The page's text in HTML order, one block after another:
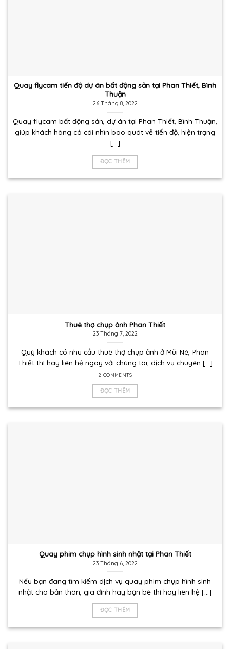
Quay flycam tiến độ dự án bất động sản tại Phan Thiết, Bình
Thuận
26 Tháng 8, 2022
Quay flycam bất động sản, dự án tại Phan Thiết, Bình Thuận,
giúp khách hàng có cái nhìn bao quát về tiến độ, hiện trạng
[...]
ĐỌC THÊM
Thuê thợ chụp ảnh Phan Thiết
23 Tháng 7, 2022
Quý khách có nhu cầu thuê thợ chụp ảnh ở Mũi Né, Phan
Thiết thì hãy liên hệ ngay với chúng tôi, dịch vụ chuyên [...]
2 COMMENTS
ĐỌC THÊM
Quay phim chụp hình sinh nhật tại Phan Thiết
23 Tháng 6, 2022
Nếu bạn đang tìm kiếm dịch vụ quay phim chụp hình sinh
nhật cho bản thân, gia đình hay bạn bè thì hay liên hệ [...]
ĐỌC THÊM